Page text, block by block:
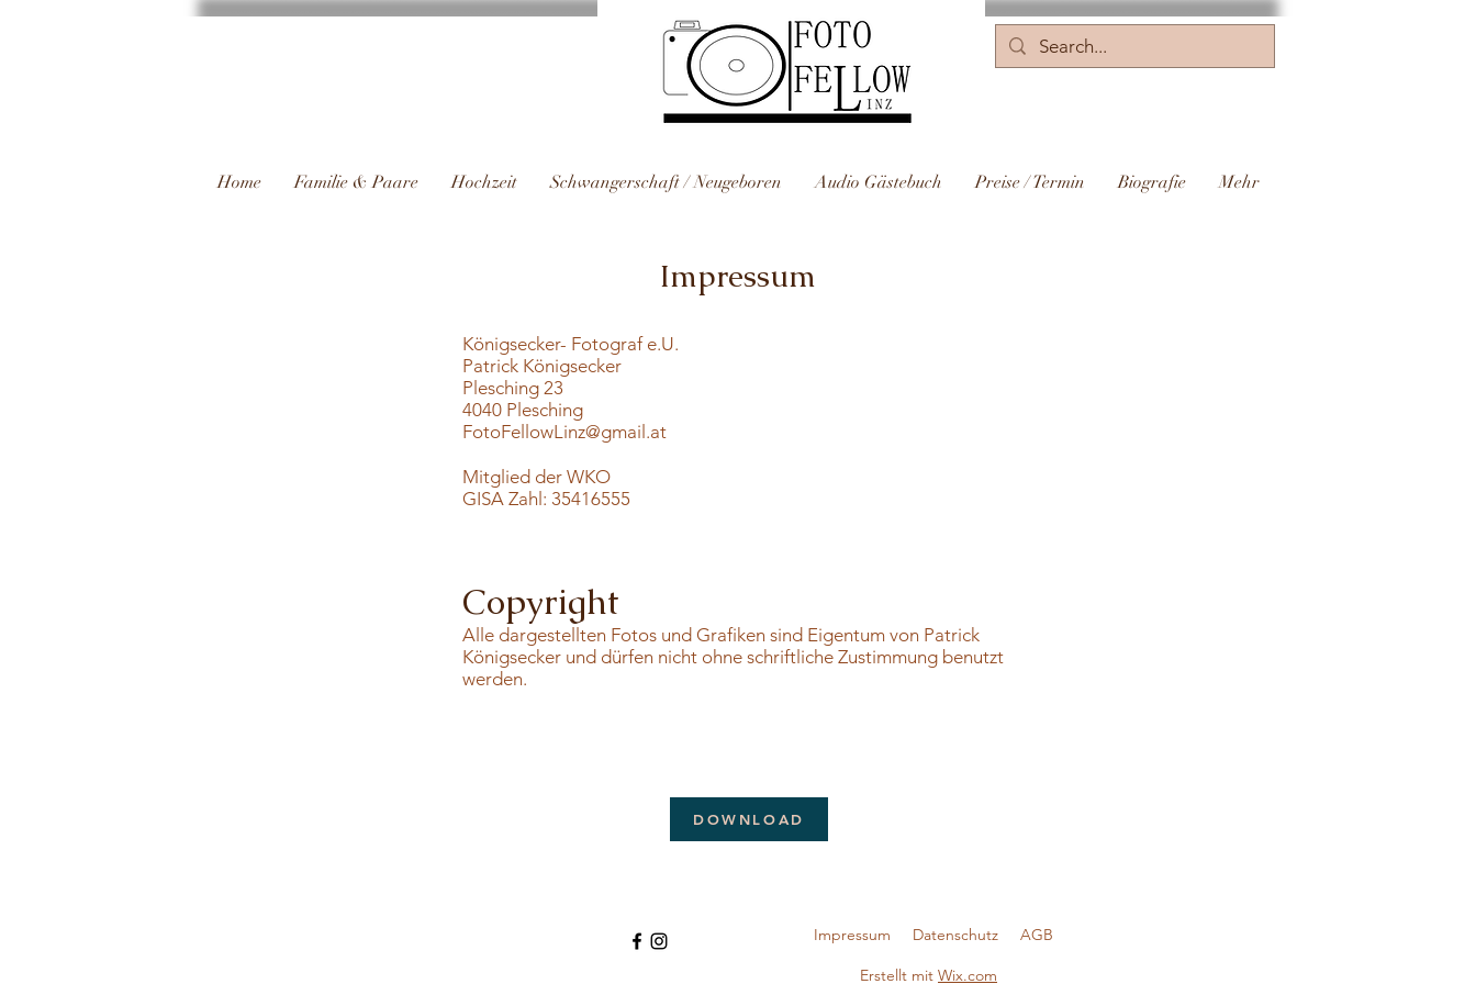
Home Familie & Paare Hochzeit Schwangerschaft / Neugeboren Audio Gästebuch Preise / Termin Biografie Mehr
Impressum
Königsecker- Fotograf e.U.
Patrick Königsecker
Plesching 23
4040 Plesching
FotoFellowLinz@gmail.at
Mitglied der WKO
GISA Zahl: 35416555
Copyright
Alle dargestellten Fotos und Grafiken sind Eigentum von Patrick
Königsecker und dürfen nicht ohne schriftliche Zustimmung benutzt
werden.
DOWNLOAD
Impressum Datenschutz AGB
Erstellt mit Wix.com